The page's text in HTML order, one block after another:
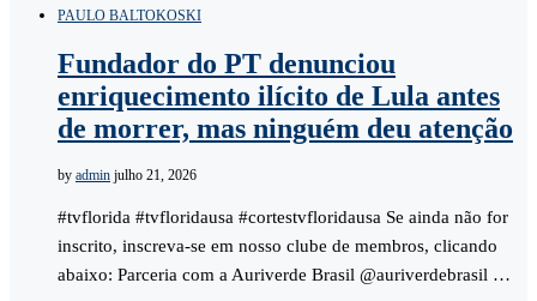
PAULO BALTOKOSKI
Fundador do PT denunciou
enriquecimento ilícito de Lula antes
de morrer, mas ninguém deu atenção
by admin julho 21, 2026
#tvflorida #tvfloridausa #cortestvfloridausa Se ainda não for
inscrito, inscreva-se em nosso clube de membros, clicando
abaixo: Parceria com a Auriverde Brasil @auriverdebrasil …